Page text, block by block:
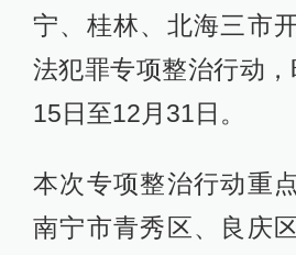
宁、桂林、北海三市
法犯罪专项整治行动
15日至12月31日。
本次专项整治行动重
南宁市青秀区、良庆